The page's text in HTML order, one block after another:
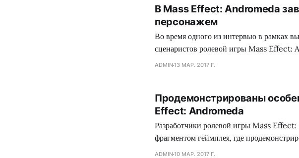
В Mass Effect: Andromeda
персонажем
Во время одного из интервью в рамках
сценаристов ролевой игры Mass Effect:
прописать глубокие диалоги более чем
ADMIN13 МАР. 2017 Г.
Продемонстрированы
Effect: Andromeda
Разработчики ролевой игры Mass
фрагментом геймплея, где
наземным транспортом, который на этот
ADMIN10 МАР. 2017 Г.